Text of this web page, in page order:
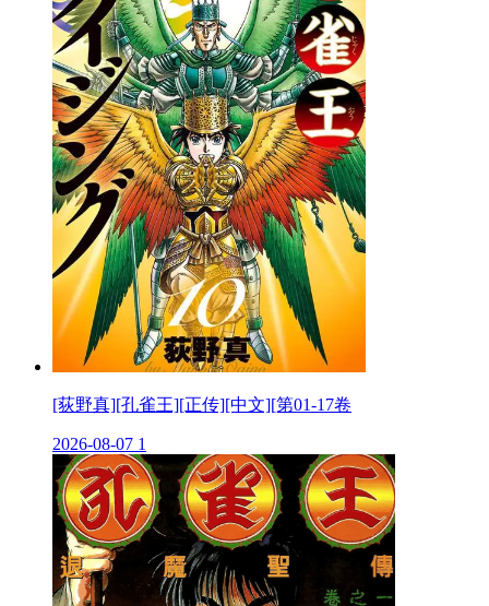
[荻野真][孔雀王][正传][中文][第01-17卷
2026-08-07 1